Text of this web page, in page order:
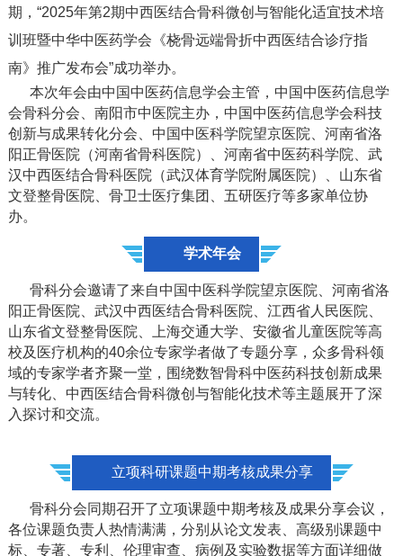
期，“2025年第2期中西医结合骨科微创与智能化适宜技术培
训班暨中华中医药学会《桡骨远端骨折中西医结合诊疗指
南》推广发布会”成功举办。
本次年会由中国中医药信息学会主管，中国中医药信息学
会骨科分会、南阳市中医院主办，中国中医药信息学会科技
创新与成果转化分会、中国中医科学院望京医院、河南省洛
阳正骨医院（河南省骨科医院）、河南省中医药科学院、武
汉中西医结合骨科医院（武汉体育学院附属医院）、山东省
文登整骨医院、骨卫士医疗集团、五研医疗等多家单位协
办。
学术年会
骨科分会邀请了来自中国中医科学院望京医院、河南省洛
阳正骨医院、武汉中西医结合骨科医院、江西省人民医院、
山东省文登整骨医院、上海交通大学、安徽省儿童医院等高
校及医疗机构的40余位专家学者做了专题分享，众多骨科领
域的专家学者齐聚一堂，围绕数智骨科中医药科技创新成果
与转化、中西医结合骨科微创与智能化技术等主题展开了深
入探讨和交流。
立项科研课题中期考核成果分享
骨科分会同期召开了立项课题中期考核及成果分享会议，
各位课题负责人热情满满，分别从论文发表、高级别课题中
标、专著、专利、伦理审查、病例及实验数据等方面详细做